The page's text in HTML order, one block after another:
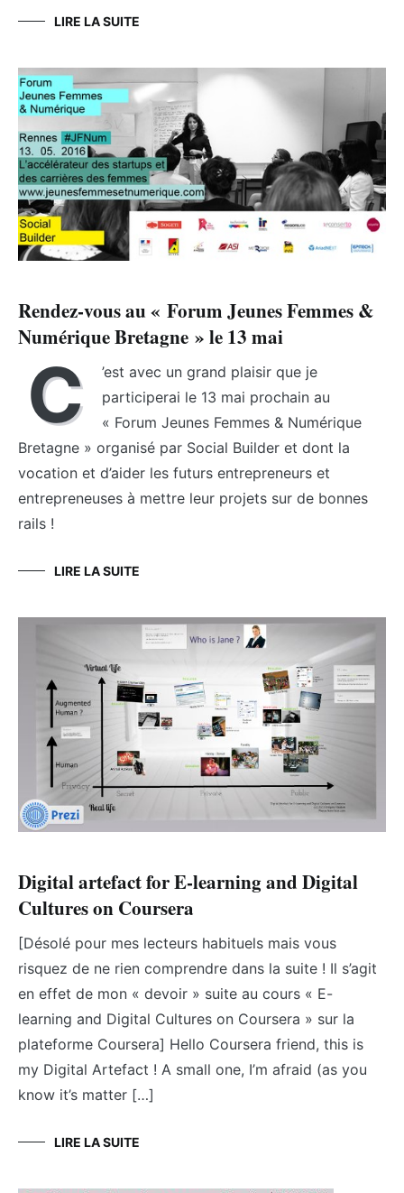
LIRE LA SUITE
Rendez-vous au « Forum Jeunes Femmes &
Numérique Bretagne » le 13 mai
C
’est avec un grand plaisir que je
participerai le 13 mai prochain au
« Forum Jeunes Femmes & Numérique
Bretagne » organisé par Social Builder et dont la
vocation et d’aider les futurs entrepreneurs et
entrepreneuses à mettre leur projets sur de bonnes
rails !
LIRE LA SUITE
Digital artefact for E-learning and Digital
Cultures on Coursera
[Désolé pour mes lecteurs habituels mais vous
risquez de ne rien comprendre dans la suite ! Il s’agit
en effet de mon « devoir » suite au cours « E-
learning and Digital Cultures on Coursera » sur la
plateforme Coursera] Hello Coursera friend, this is
my Digital Artefact ! A small one, I’m afraid (as you
know it’s matter […]
LIRE LA SUITE